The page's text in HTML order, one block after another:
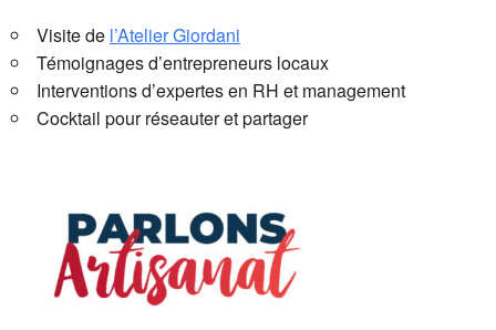
Visite de l’Atelier Giordani
Témoignages d’entrepreneurs locaux
Interventions d’expertes en RH et management
Cocktail pour réseauter et partager